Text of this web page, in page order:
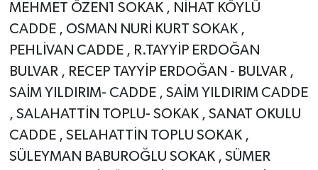
MEHMET ÖZEN1 SOKAK , NİHAT KÖYLÜ
CADDE , OSMAN NURİ KURT SOKAK ,
PEHLİVAN CADDE , R.TAYYİP ERDOĞAN
BULVAR , RECEP TAYYİP ERDOĞAN - BULVAR ,
SAİM YILDIRIM- CADDE , SAİM YILDIRIM CADDE
, SALAHATTİN TOPLU- SOKAK , SANAT OKULU
CADDE , SELAHATTİN TOPLU SOKAK ,
SÜLEYMAN BABUROĞLU SOKAK , SÜMER